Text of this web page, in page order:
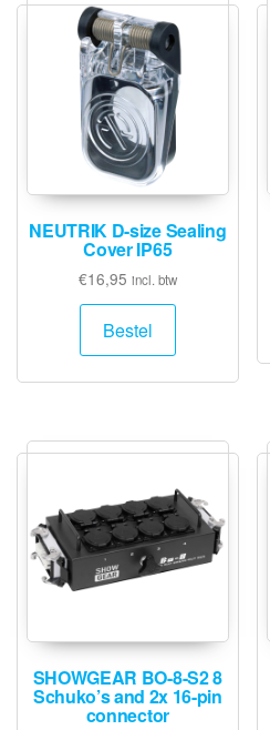
NEUTRIK D-size Sealing
Cover IP65
€16,95 incl. btw
Bestel
SHOWGEAR BO-8-S2 8
Schuko’s and 2x 16-pin
connector